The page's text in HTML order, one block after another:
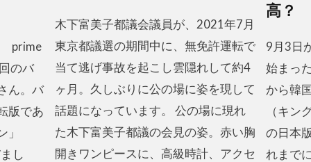
prime
のバ
ん。バ
版であ
し
木下富美子都議会議員が、2021年7月
東京都議選の期間中に、無免許運転で
当て逃げ事故を起こし雲隠れして約4
ヶ月。久しぶりに公の場に姿を現して
話題になっています。 公の場に現れ
た木下富美子都議の会見の姿。赤い胸
開きワンピースに、高級時計、アクセ
高？
9月3日
始まっ
から韓
（キン
の日本
れまで